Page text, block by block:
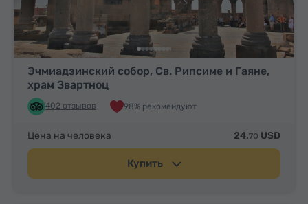
Эчмиадзинский собор, Св. Рипсиме и Гаяне,
храм Звартноц
402 отзывов 98% рекомендуют
Цена на человека 24.70 USD
Купить